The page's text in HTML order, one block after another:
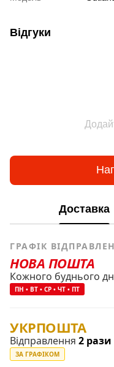
Відгуки
Доставка
ГРАФІК
НОВА ПОШТА
Кожного буднього
ПН • ВТ • СР • ЧТ • ПТ
УКРПОШТА
Відправлення 2
ЗА ГРАФІКОМ